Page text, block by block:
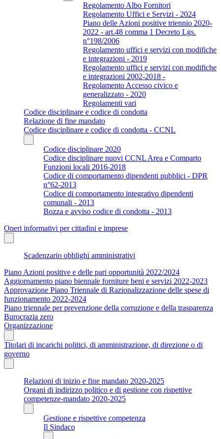
Regolamento Albo Fornitori
Regolamento Uffici e Servizi - 2024
Piano delle Azioni positive triennio 2020-
2022 - art.48 comma 1 Decreto Lgs.
n°198/2006
Regolamento uffici e servizi con modifiche
e integrazioni - 2019
Regolamento uffici e servizi con modifiche
e integrazioni 2002-2018 -
Regolamento Accesso civico e
generalizzato - 2020
Regolamenti vari
Codice disciplinare e codice di condotta
Relazione di fine mandato
Codice disciplinare e codice di condotta - CCNL
Codice disciplinare 2020
Codice disciplinare nuovi CCNL Area e Comparto
Funzioni locali 2016-2018
Codice di comportamento dipendenti pubblici - DPR
n°62-2013
Codice di comportamento integrativo dipendenti
comunali - 2013
Bozza e avviso codice di condotta - 2013
Oneri informativi per cittadini e imprese
Scadenzario obblighi amministrativi
Piano Azioni positive e delle pari opportunità 2022/2024
Aggiornamento piano biennale forniture beni e servizi 2022-2023
Approvazione Piano Triennale di Razionalizzazione delle spese di
funzionamento 2022-2024
Piano triennale per prevenzione della corruzione e della trasparenza
Burocrazia zero
Organizzazione
Titolari di incarichi politici, di amministrazione, di direzione o di
governo
Relazioni di inizio e fine mandato 2020-2025
Organi di indirizzo politico e di gestione con rispettive
competenze-mandato 2020-2025
Gestione e rispettive competenza
Il Sindaco